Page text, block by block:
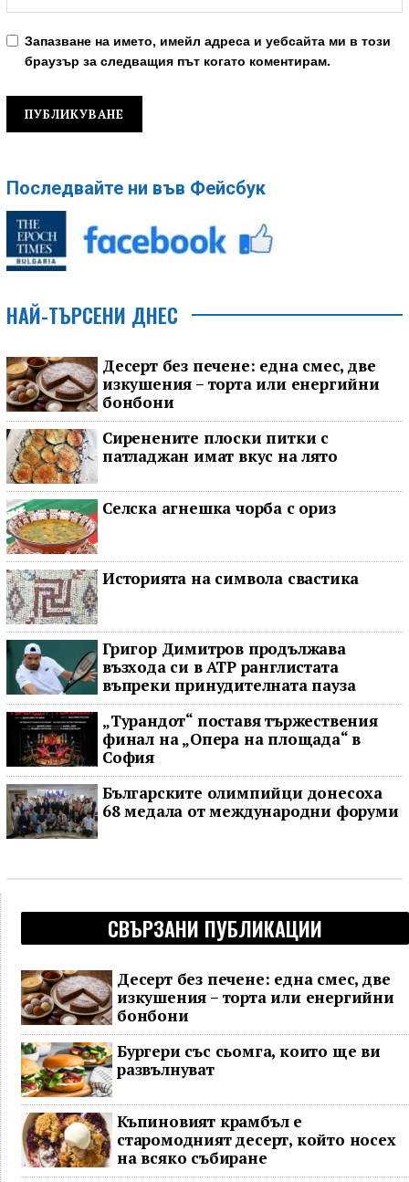
Запазване на името, имейл адреса и уебсайта ми в този
браузър за следващия път когато коментирам.
Последвайте ни във Фейсбук
НАЙ-ТЪРСЕНИ ДНЕС
Десерт без печене: една смес, две
изкушения – торта или енергийни
бонбони
Сиренените плоски питки с
патладжан имат вкус на лято
Селска агнешка чорба с ориз
Историята на символа свастика
Григор Димитров продължава
възхода си в ATP ранглистата
въпреки принудителната пауза
„Турандот“ поставя тържествения
финал на „Опера на площада“ в
София
Българските олимпийци донесоха
68 медала от международни форуми
СВЪРЗАНИ ПУБЛИКАЦИИ
Десерт без печене: една смес, две
изкушения – торта или енергийни
бонбони
Бургери със сьомга, които ще ви
развълнуват
Къпиновият крамбъл е
старомодният десерт, който носех
на всяко събиране